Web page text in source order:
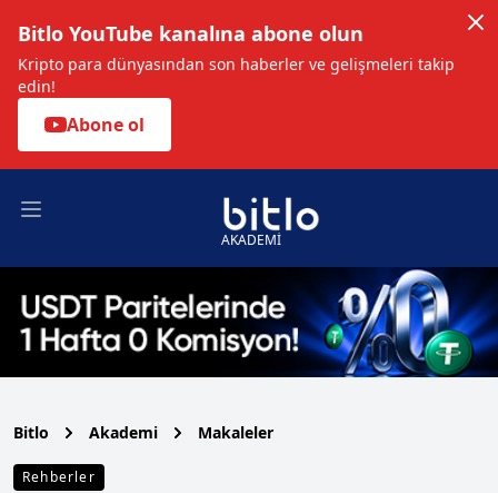
Bitlo YouTube kanalına abone olun
Kripto para dünyasından son haberler ve gelişmeleri takip
edin!
Abone ol
Open main menu
AKADEMİ
Bitlo Akademi Makaleler
Rehberler